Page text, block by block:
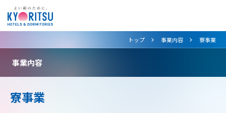
トップ >
事業内容 >
寮事業
事業内容
寮事業